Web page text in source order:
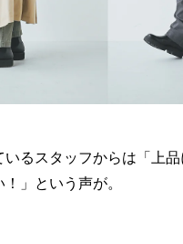
るスタッフからは「上品
」という声が。